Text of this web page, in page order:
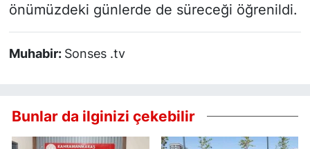
önümüzdeki günlerde de süreceği öğrenildi.
Muhabir: Sonses .tv
Bunlar da ilginizi çekebilir